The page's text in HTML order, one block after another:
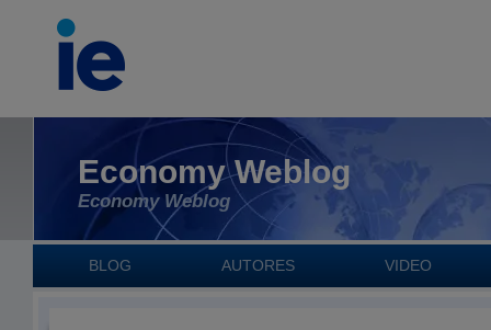
Economy Weblog
Economy Weblog
BLOG AUTORES VIDEO